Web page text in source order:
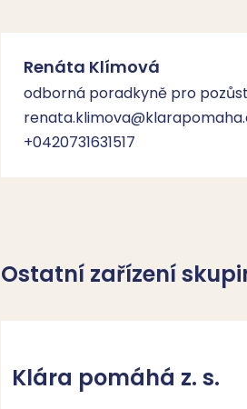
Renáta Klímová
odborná poradkyně pro
+0420731631517
Ostatní zařízení
Klára pomáhá z. s.